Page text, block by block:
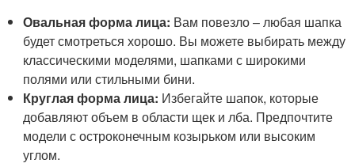
Овальная форма лица: Вам повезло – любая шапка
будет смотреться хорошо. Вы можете выбирать между
классическими моделями, шапками с широкими
полями или стильными бини.
Круглая форма лица: Избегайте шапок, которые
добавляют объем в области щек и лба. Предпочтите
модели с остроконечным козырьком или высоким
углом.